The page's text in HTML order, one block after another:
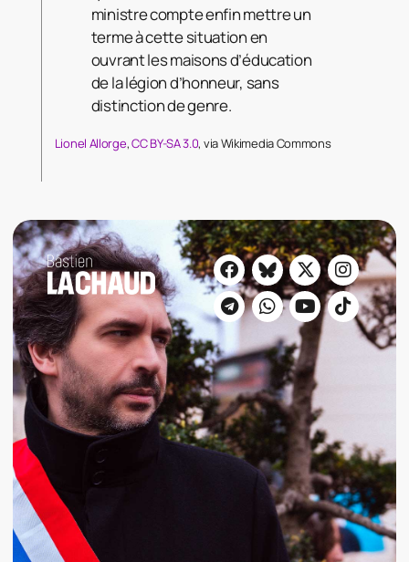
ministre compte enfin mettre un
terme à cette situation en
ouvrant les maisons d’éducation
de la légion d’honneur, sans
distinction de genre.
Lionel Allorge,CC BY-SA 3.0, via Wikimedia Commons